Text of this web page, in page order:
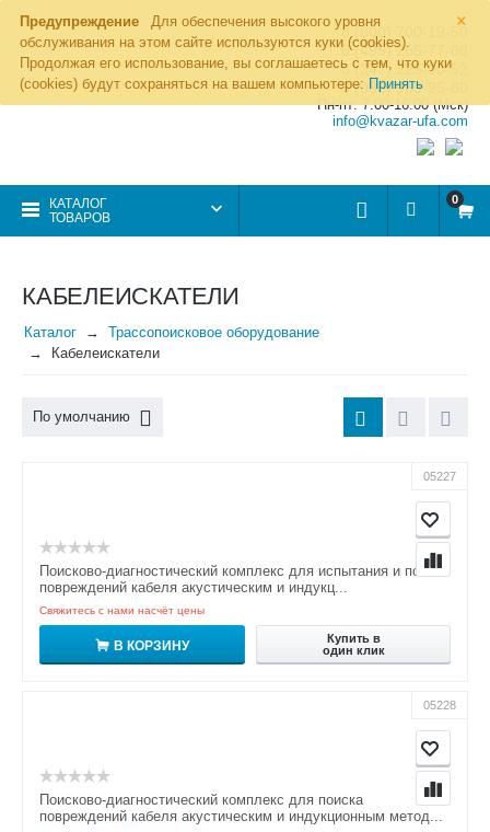
×
Предупреждение
Для обеспечения высокого уровня
обслуживания на этом сайте используются куки (cookies).
Продолжая его использование, вы соглашаетесь с тем, что куки
(cookies) будут сохраняться на вашем компьютере: Принять
8 (800) 700-19-50
8 (495) 255-77-08
8 (347) 225-00-52
8 (986) 963-95-80
Пн-пт: 7.00-16.00 (Мск)
info@kvazar-ufa.com
КАТАЛОГ
ТОВАРОВ
0
КАБЕЛЕИСКАТЕЛИ
Каталог
Трассопоисковое оборудование
Кабелеискатели
По умолчанию
05227
Поисково-диагностический комплекс для испытания и поиска
повреждений кабеля акустическим и индукц...
Свяжитесь с нами насчёт цены
В КОРЗИНУ
Купить в
один клик
05228
Поисково-диагностический комплекс для поиска
повреждений кабеля акустическим и индукционным метод...